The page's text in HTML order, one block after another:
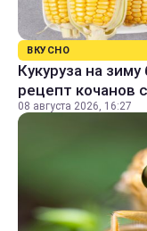
ВКУСНО
Кукуруза на
рецепт кочанов
08 августа 2026, 16:27